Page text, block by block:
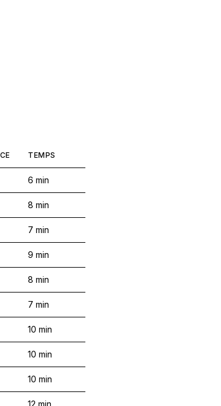
TEMPS
6 min
8 min
7 min
9 min
8 min
7 min
10 min
10 min
10 min
12 min